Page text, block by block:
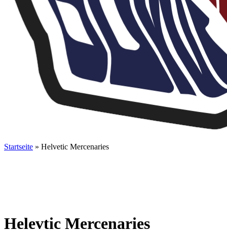
Startseite » Helvetic Mercenaries
Helevtic Mercenaries